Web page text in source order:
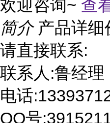
欢迎咨询~ 查
简介 产品详
请直接联系:
联系人:鲁经理
电话
QQ号